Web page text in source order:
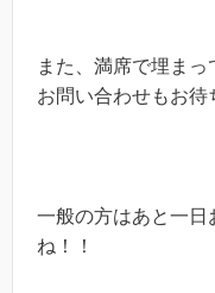
また、満席で埋ま
お問い合わせもお待
一般の方はあと一日
ね！！